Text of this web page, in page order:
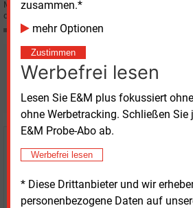
zusammen.*
mehr Optionen
Zustimmen
Werbefrei lesen
Lesen Sie E&M plus fokussiert
ohne Werbetracking. Schließen
E&M Probe-Abo ab.
Werbefrei lesen
* Diese Drittanbieter und wir
personenbezogene Daten auf
Mittelpunkt stehen. Das Karlsruher Institut für
die Voraussetzungen dafür.
Möchten Sie
weitere
Kaufen Sie den Artikel
erhalten Sie sofort diesen
nur €8.93